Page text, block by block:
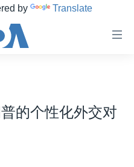
by Translate
的个性化外交对